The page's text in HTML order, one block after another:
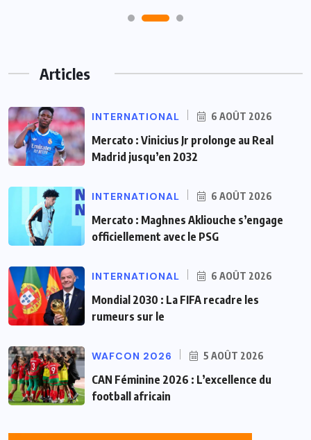
Articles
INTERNATIONAL 6 AOÛT 2026
Mercato : Vinicius Jr prolonge au Real
Madrid jusqu’en 2032
INTERNATIONAL 6 AOÛT 2026
Mercato : Maghnes Akliouche s’engage
officiellement avec le PSG
INTERNATIONAL 6 AOÛT 2026
Mondial 2030 : La FIFA recadre les
rumeurs sur le
WAFCON 2026 5 AOÛT 2026
CAN Féminine 2026 : L’excellence du
football africain